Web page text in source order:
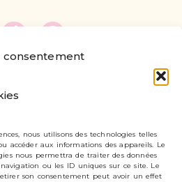
consentement
nous utilisons des technologies telles
accéder aux informations des appareils. Le
nous permettra de traiter des données
ou les ID uniques sur ce site. Le
son consentement peut avoir un effet